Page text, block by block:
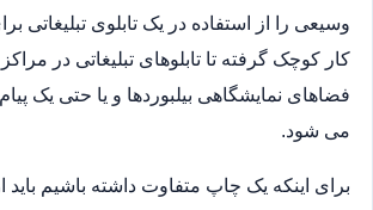
وسیعی را از استفاده در یک تابلوی تبلیغاتی
کار کوچک گرفته تا تابلوهای تبلیغاتی در
فضاهای نمایشگاهی بیلبوردها و یا حتی یک
می شود.
برای اینکه یک چاپ متفاوت داشته باشیم باید